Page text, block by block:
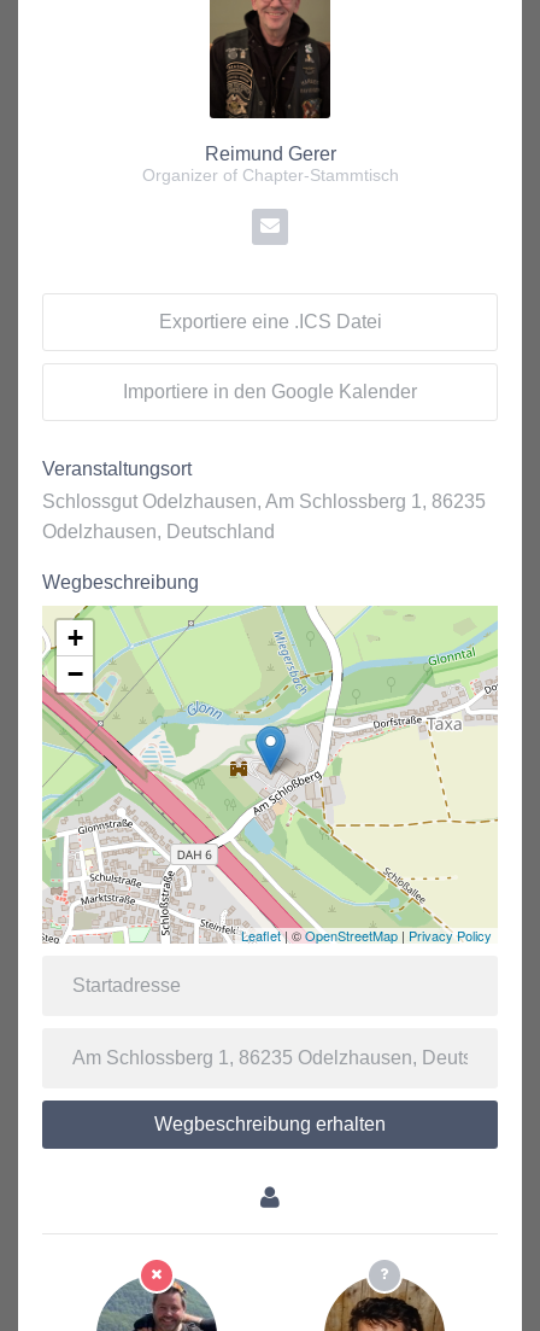
Reimund Gerer
Organizer of Chapter-Stammtisch
Exportiere eine .ICS Datei
Importiere in den Google Kalender
Veranstaltungsort
Schlossgut Odelzhausen, Am Schlossberg 1, 86235
Odelzhausen, Deutschland
Wegbeschreibung
+
−
Leaflet| ©OpenStreetMap | Privacy Policy
Wegbeschreibung erhalten